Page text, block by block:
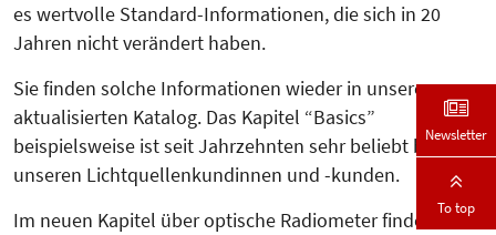
es wertvolle Standard-Informationen, die sich in 20
Jahren nicht verändert haben.
Sie finden solche Informationen wieder in unserem
aktualisierten Katalog. Das Kapitel “Basics”
beispielsweise ist seit Jahrzehnten sehr beliebt bei
unseren Lichtquellenkundinnen und -kunden.
Im neuen Kapitel über optische Radio­meter finden Sie
Newsletter
To top